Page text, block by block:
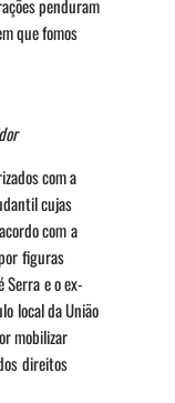
penduram
que fomos
com a
cujas
com a
figuras
Serra e o ex-
local da União
mobilizar
direitos